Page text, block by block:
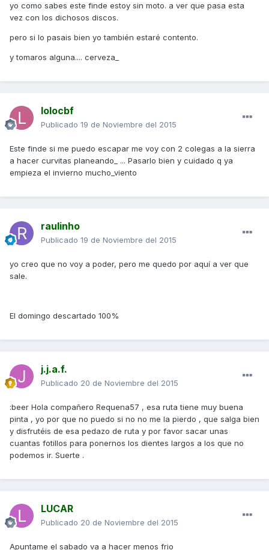
yo como sabes este finde estoy sin moto. a ver que pasa esta
vez con los dichosos discos.
pero si lo pasais bien yo también estaré contento.
y tomaros alguna.... cerveza_
lolocbf
Publicado 19 de Noviembre del 2015
Este finde si me puedo escapar me voy con 2 colegas a la sierra
a hacer curvitas planeando_ ... Pasarlo bien y cuidado q ya
empieza el invierno mucho_viento
raulinho
Publicado 19 de Noviembre del 2015
yo creo que no voy a poder, pero me quedo por aquí a ver que
sale.
El domingo descartado 100%
j.j.a.f.
Publicado 20 de Noviembre del 2015
:beer Hola compañero Requena57 , esa ruta tiene muy buena
pinta , yo por que no puedo si no no me la pierdo , que salga bien
y disfrutéis de esa pedazo de ruta y por favor sacar unas
cuantas fotillos para ponernos los dientes largos a los que no
podemos ir. Suerte .
LUCAR
Publicado 20 de Noviembre del 2015
Apuntame el sabado va a hacer menos frio